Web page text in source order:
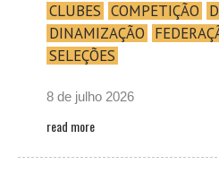
CLUBES COMPETIÇÃO
DINAMIZAÇÃO
SELEÇÕES
8 de julho 2026
read more